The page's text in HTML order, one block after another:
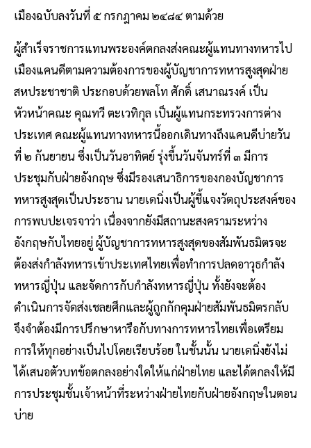
เมืองฉบับลงวันที่ ๕ กรกฎาคม ๒๔๘๔ ตามด้วย
ผู้สำเร็จราชการแทนพระองค์ตกลงส่งคณะผู้แทนทางทหารไป
เมืองแคนดีตามความต้องการของผู้บัญชาการทหารสูงสุดฝ่าย
สหประชาชาติ ประกอบด้วยพลโท ศักดิ์ เสนาณรงค์ เป็น
หัวหน้าคณะ คุณทวี ตะเวทิกุล เป็นผู้แทนกระทรวงการต่าง
ประเทศ คณะผู้แทนทางทหารนี้ออกเดินทางถึงแคนดีบ่ายวัน
ที่ ๒ กันยายน ซึ่งเป็นวันอาทิตย์ รุ่งขึ้นวันจันทร์ที่ ๓ มีการ
ประชุมกับฝ่ายอังกฤษ ซึ่งมีรองเสนาธิการของกองบัญชาการ
ทหารสูงสุดเป็นประธาน นายเดนิ่งเป็นผู้ชี้แจงวัตถุประสงค์ของ
การพบปะเจรจาว่า เนื่องจากยังมีสถานะสงครามระหว่าง
อังกฤษกับไทยอยู่ ผู้บัญชาการทหารสูงสุดของสัมพันธมิตรจะ
ต้องส่งกำลังทหารเข้าประเทศไทยเพื่อทำการปลดอาวุธกำลัง
ทหารญี่ปุ่น และจัดการกับกำลังทหารญี่ปุ่น ทั้งยังจะต้อง
ดำเนินการจัดส่งเชลยศึกและผู้ถูกกักคุมฝ่ายสัมพันธมิตรกลับ
จึงจำต้องมีการปรึกษาหารือกับทางการทหารไทยเพื่อเตรียม
การให้ทุกอย่างเป็นไปโดยเรียบร้อย ในชั้นนั้น นายเดนิ่งยังไม่
ได้เสนอตัวบทข้อตกลงอย่างใดให้แก่ฝ่ายไทย และได้ตกลงให้มี
การประชุมชั้นเจ้าหน้าที่ระหว่างฝ่ายไทยกับฝ่ายอังกฤษในตอน
บ่าย